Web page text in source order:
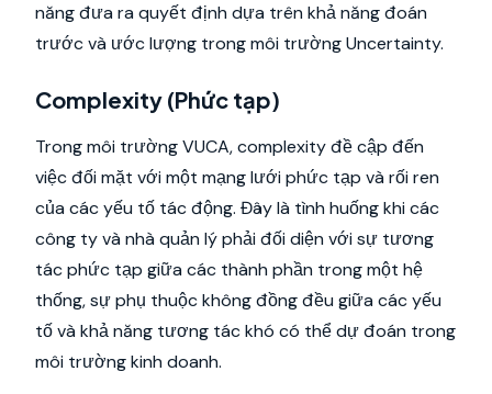
năng đưa ra quyết định dựa trên khả năng đoán
trước và ước lượng trong môi trường Uncertainty.
Complexity (Phức tạp)
Trong môi trường VUCA, complexity đề cập đến
việc đối mặt với một mạng lưới phức tạp và rối ren
của các yếu tố tác động. Đây là tình huống khi các
công ty và nhà quản lý phải đối diện với sự tương
tác phức tạp giữa các thành phần trong một hệ
thống, sự phụ thuộc không đồng đều giữa các yếu
tố và khả năng tương tác khó có thể dự đoán trong
môi trường kinh doanh.